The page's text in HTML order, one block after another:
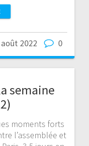
2022 0
semaine
moments forts
l’assemblée et